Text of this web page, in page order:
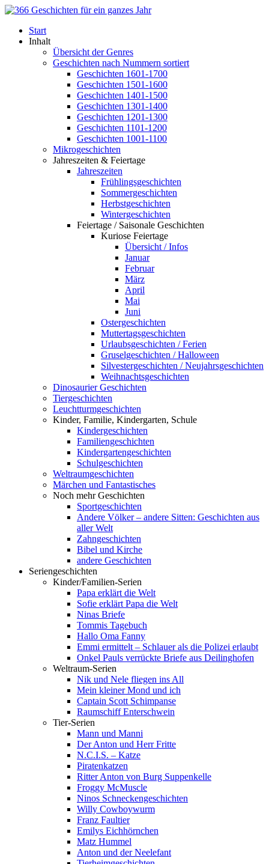
Start
Inhalt
Übersicht der Genres
Geschichten nach Nummern sortiert
Geschichten 1601-1700
Geschichten 1501-1600
Geschichten 1401-1500
Geschichten 1301-1400
Geschichten 1201-1300
Geschichten 1101-1200
Geschichten 1001-1100
Mikrogeschichten
Jahreszeiten & Feiertage
Jahreszeiten
Frühlingsgeschichten
Sommergeschichten
Herbstgeschichten
Wintergeschichten
Feiertage / Saisonale Geschichten
Kuriose Feiertage
Übersicht / Infos
Januar
Februar
März
April
Mai
Juni
Ostergeschichten
Muttertagsgeschichten
Urlaubsgeschichten / Ferien
Gruselgeschichten / Halloween
Silvestergeschichten / Neujahrsgeschichten
Weihnachtsgeschichten
Dinosaurier Geschichten
Tiergeschichten
Leuchtturmgeschichten
Kinder, Familie, Kindergarten, Schule
Kindergeschichten
Familiengeschichten
Kindergartengeschichten
Schulgeschichten
Weltraumgeschichten
Märchen und Fantastisches
Noch mehr Geschichten
Sportgeschichten
Andere Völker – andere Sitten: Geschichten aus
aller Welt
Zahngeschichten
Bibel und Kirche
andere Geschichten
Seriengeschichten
Kinder/Familien-Serien
Papa erklärt die Welt
Sofie erklärt Papa die Welt
Ninas Briefe
Tommis Tagebuch
Hallo Oma Fanny
Emmi ermittelt – Schlauer als die Polizei erlaubt
Onkel Pauls verrückte Briefe aus Deilinghofen
Weltraum-Serien
Nik und Nele fliegen ins All
Mein kleiner Mond und ich
Captain Scott Schimpanse
Raumschiff Enterschwein
Tier-Serien
Mann und Manni
Der Anton und Herr Fritte
N.C.I.S. – Katze
Piratenkatzen
Ritter Anton von Burg Suppenkelle
Froggy McMuscle
Ninos Schneckengeschichten
Willy Cowboywurm
Franz Faultier
Emilys Eichhörnchen
Matz Hummel
Anton und der Neelefant